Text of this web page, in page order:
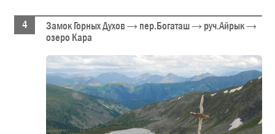
Замок Горных Духов → пер.Богаташ → руч.Айрык →
озеро Кара